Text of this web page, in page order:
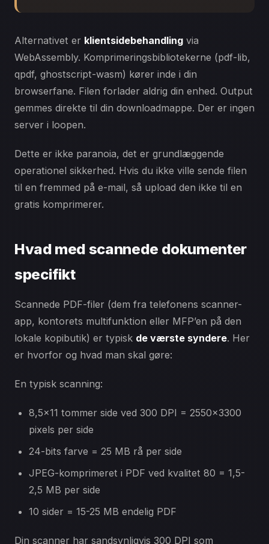
Alternativet er klientsidebehandling via
WebAssembly. Komprimeringsbibliotekerne (pdf-lib,
qpdf, ghostscript-wasm) kører inde i din
browserfane. Filen forlader aldrig din enhed. Output
gemmes direkte til din downloadmappe. Der er ingen
server i loopen.
Dette er ikke paranoia, det er grundlæggende
operationel sikkerhed. Hvis du ikke ville sende filen
til en fremmed på e-mail, så upload den ikke til en
gratis komprimerer.
Hvad med scannede dokumenter
specifikt
Scannede PDF-filer (dem fra telefonens scanner-
app, kontorets multifunktion eller MFP’en på den
lokale kopibutik) er typisk de værste syndere. Her
er hvorfor og hvad man skal gøre:
En typisk scanning:
8,5×11 tommer side ved 300 DPI = 2550×3300
pixels per side
24-bits farve = 25 MB rå per side
JPEG-komprimeret i PDF ved kvalitet 80 = 1,5-
2,5 MB per side
10 sider = 15-25 MB endelig PDF
Din scanner har sandsynligvis 300 DPI som